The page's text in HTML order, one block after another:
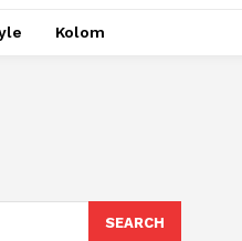
Kolom
SEARCH